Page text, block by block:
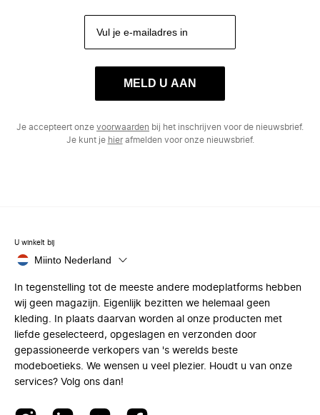
MELD U AAN
Je accepteert onze voorwaarden bij het inschrijven voor de nieuwsbrief.
Je kunt je hierafmelden voor onze nieuwsbrief.
U winkelt bij
Miinto Nederland
In tegenstelling tot de meeste andere modeplatforms hebben
wij geen magazijn. Eigenlijk bezitten we helemaal geen
kleding. In plaats daarvan worden al onze producten met
liefde geselecteerd, opgeslagen en verzonden door
gepassioneerde verkopers van 's werelds beste
modeboetieks. We wensen u veel plezier. Houdt u van onze
services? Volg ons dan!